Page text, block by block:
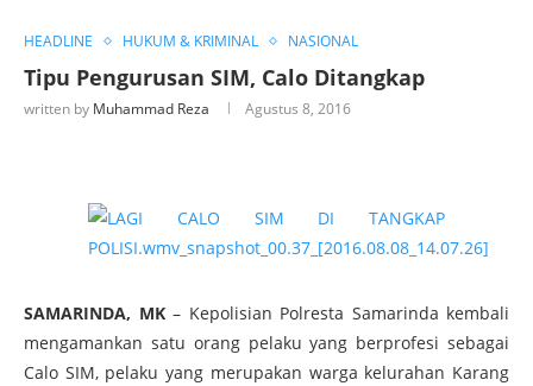
HEADLINE HUKUM & KRIMINAL NASIONAL
Tipu Pengurusan SIM, Calo Ditangkap
written by Muhammad Reza Agustus 8, 2016
SAMARINDA, MK– Kepolisian Polresta Samarinda kembali
mengamankan satu orang pelaku yang berprofesi sebagai
Calo SIM, pelaku yang merupakan warga kelurahan Karang